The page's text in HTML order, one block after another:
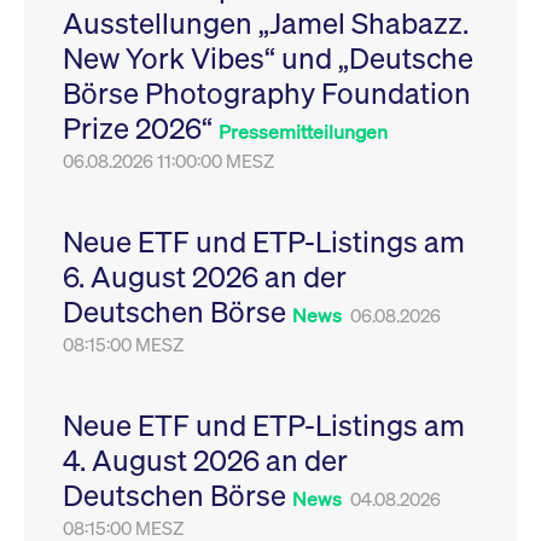
Ausstellungen „Jamel Shabazz.
New York Vibes“ und „Deutsche
Börse Photography Foundation
Prize 2026“ Pressemitteilungen
06.08.2026 11:00:00 MESZ
Neue ETF und ETP-Listings am
6. August 2026 an der
Deutschen Börse News 06.08.2026
08:15:00 MESZ
Neue ETF und ETP-Listings am
4. August 2026 an der
Deutschen Börse News 04.08.2026
08:15:00 MESZ
Leistung der Website
zu messen. Es handelt
sich um ein Muster-
Cookie, bei dem auf
das Präfix _pk_ses
eine kurze Reihe von
VISITOR_PRIVACY_METADATA
YouTube
.youtube.com
6
Monate
Dieses Cookie dient
Speicherung der
Einwilligungs- und
des Nutzers für ihre
Interaktion mit der
Sitzungen geehrt